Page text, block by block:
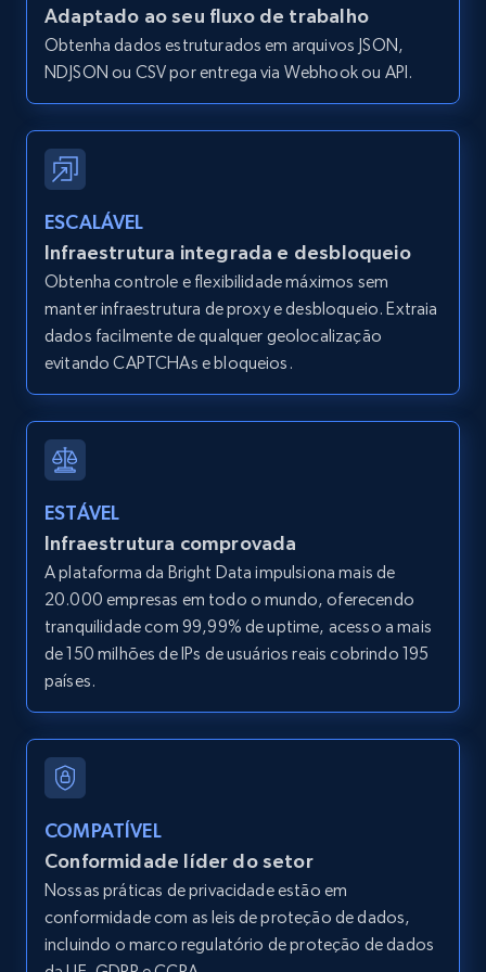
and more.
12K+ 1.3K+ Comece grátis
Zillow properties listing information -
Search by parameters on zillow and use the
Zpid, City, State, HomeStatus, Address,
IsCurrentSignedInAgentResponsible, Bedrooms,
and more.
LinkedIn posts
URL, ID, User id, Use url, Title, Headline, Post
text, Date posted, and more.
11.3K+ 1.5K+ Comece grátis
URL
URL, ID, User id, Use url, Title, Headline, Post
11.3K+ 1.5K+ Comece grátis
Adaptado ao seu fluxo de trabalho
Obtenha dados estruturados em arquivos JSON,
NDJSON ou CSV por entrega via Webhook ou API.
ESCALÁVEL
Infraestrutura integrada e desbloqueio
Obtenha controle e flexibilidade máximos sem
manter infraestrutura de proxy e desbloqueio. Extraia
dados facilmente de qualquer geolocalização
evitando CAPTCHAs e bloqueios.
ESTÁVEL
Infraestrutura comprovada
A plataforma da Bright Data impulsiona mais de
20.000 empresas em todo o mundo, oferecendo
tranquilidade com 99,99% de uptime, acesso a mais
de 150 milhões de IPs de usuários reais cobrindo 195
países.
COMPATÍVEL
Conformidade líder do setor
Nossas práticas de privacidade estão em
conformidade com as leis de proteção de dados,
incluindo o marco regulatório de proteção de dados